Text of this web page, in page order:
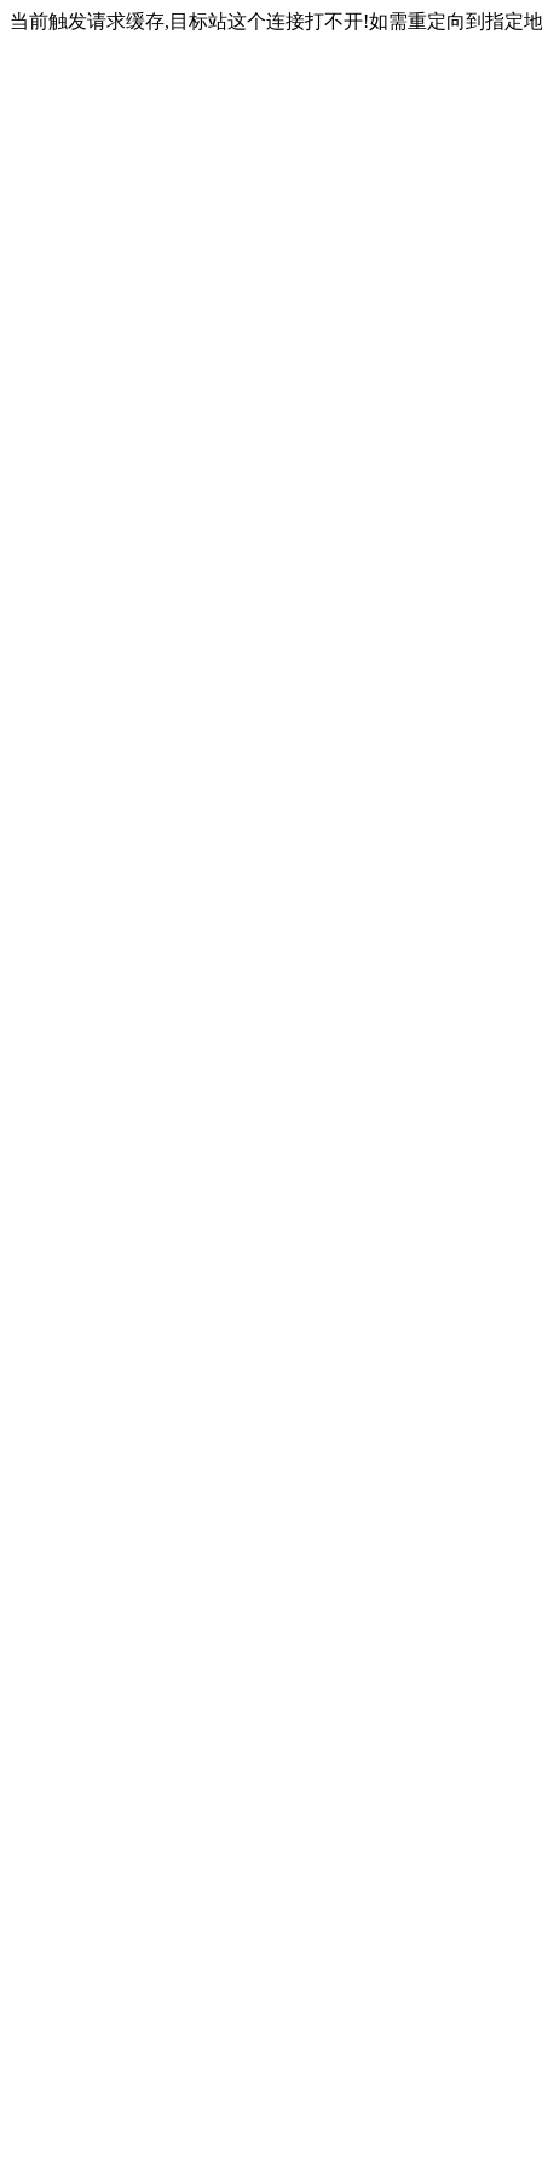
当前触发请求缓存,目标站这个连接打不开!如需重定向到指定